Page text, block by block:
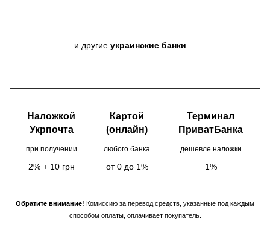
и другие украинские банки
Наложкой
Укрпочта
Картой
(онлайн)
Терминал
ПриватБанка
при получении любого банка дешевле наложки
2% + 10 грн от 0 до 1% 1%
Обратите внимание! Комиссию за перевод средств, указанные под каждым
способом оплаты, оплачивает покупатель.